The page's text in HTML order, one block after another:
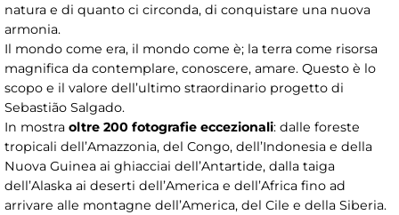
natura e di quanto ci circonda, di conquistare una nuova
armonia.
Il mondo come era, il mondo come è; la terra come risorsa
magnifica da contemplare, conoscere, amare. Questo è lo
scopo e il valore dell’ultimo straordinario progetto di
Sebastião Salgado.
In mostra oltre 200 fotografie eccezionali: dalle foreste
tropicali dell’Amazzonia, del Congo, dell’Indonesia e della
Nuova Guinea ai ghiacciai dell’Antartide, dalla taiga
dell’Alaska ai deserti dell’America e dell’Africa fino ad
arrivare alle montagne dell’America, del Cile e della Siberia.